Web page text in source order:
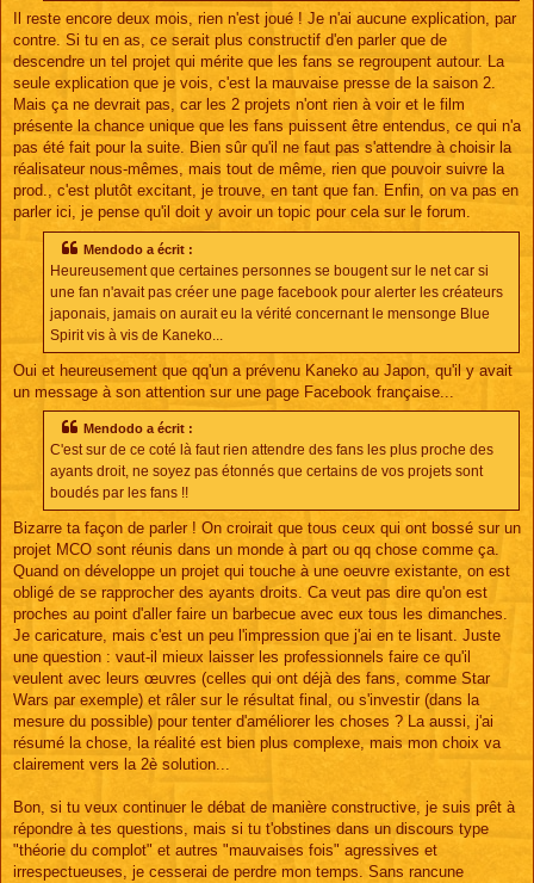
Il reste encore deux mois, rien n'est joué ! Je n'ai aucune explication, par
contre. Si tu en as, ce serait plus constructif d'en parler que de
descendre un tel projet qui mérite que les fans se regroupent autour. La
seule explication que je vois, c'est la mauvaise presse de la saison 2.
Mais ça ne devrait pas, car les 2 projets n'ont rien à voir et le film
présente la chance unique que les fans puissent être entendus, ce qui n'a
pas été fait pour la suite. Bien sûr qu'il ne faut pas s'attendre à choisir la
réalisateur nous-mêmes, mais tout de même, rien que pouvoir suivre la
prod., c'est plutôt excitant, je trouve, en tant que fan. Enfin, on va pas en
parler ici, je pense qu'il doit y avoir un topic pour cela sur le forum.
Mendodo a écrit :
Heureusement que certaines personnes se bougent sur le net car si
une fan n'avait pas créer une page facebook pour alerter les créateurs
japonais, jamais on aurait eu la vérité concernant le mensonge Blue
Spirit vis à vis de Kaneko...
Oui et heureusement que qq'un a prévenu Kaneko au Japon, qu'il y avait
un message à son attention sur une page Facebook française...
Mendodo a écrit :
C'est sur de ce coté là faut rien attendre des fans les plus proche des
ayants droit, ne soyez pas étonnés que certains de vos projets sont
boudés par les fans !!
Bizarre ta façon de parler ! On croirait que tous ceux qui ont bossé sur un
projet MCO sont réunis dans un monde à part ou qq chose comme ça.
Quand on développe un projet qui touche à une oeuvre existante, on est
obligé de se rapprocher des ayants droits. Ca veut pas dire qu'on est
proches au point d'aller faire un barbecue avec eux tous les dimanches.
Je caricature, mais c'est un peu l'impression que j'ai en te lisant. Juste
une question : vaut-il mieux laisser les professionnels faire ce qu'il
veulent avec leurs œuvres (celles qui ont déjà des fans, comme Star
Wars par exemple) et râler sur le résultat final, ou s'investir (dans la
mesure du possible) pour tenter d'améliorer les choses ? La aussi, j'ai
résumé la chose, la réalité est bien plus complexe, mais mon choix va
clairement vers la 2è solution...
Bon, si tu veux continuer le débat de manière constructive, je suis prêt à
répondre à tes questions, mais si tu t'obstines dans un discours type
"théorie du complot" et autres "mauvaises fois" agressives et
irrespectueuses, je cesserai de perdre mon temps. Sans rancune